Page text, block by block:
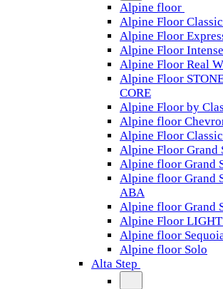
Alpine floor
Alpine Floor
Alpine Floor
Alpine Floor Intense
Alpine Floor Real
Alpine Floor
CORE
Alpine Floor by
Alpine floor
Alpine Floor Classic
Alpine Floor Grand
Alpine floor Grand
Alpine floor Grand
ABA
Alpine floor Grand
Alpine Floor LIGHT
Alpine floor
Alpine floor Solo
Alta Step